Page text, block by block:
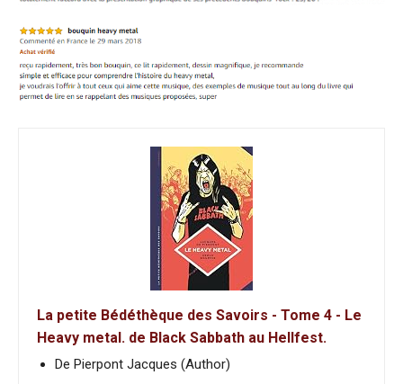
La petite Bédéthèque des Savoirs - Tome 4 - Le
Heavy metal. de Black Sabbath au Hellfest.
De Pierpont Jacques (Author)